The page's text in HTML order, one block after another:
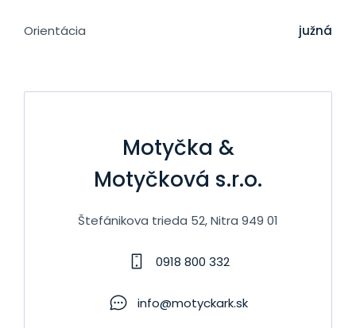
Orientácia južná
Motyčka &
Motyčková s.r.o.
Štefánikova trieda 52, Nitra 949 01
0918 800 332
info@motyckark.sk